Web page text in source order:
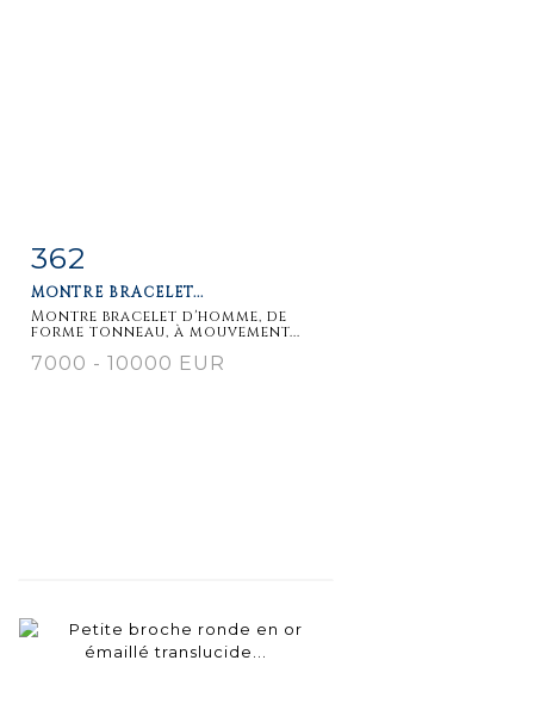
Item detail
362
MONTRE BRACELET...
Montre bracelet d'homme, de
forme tonneau, à mouvement...
7000 - 10000 EUR